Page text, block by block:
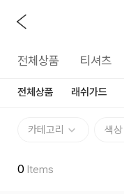
전체상품 티셔츠
전체상품 래쉬가드
카테고리 색상
0 Items